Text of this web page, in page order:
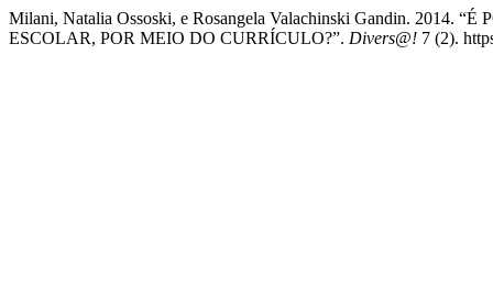
Milani, Natalia Ossoski, e Rosangela Valachinski Gandin. 2014.
ESCOLAR, POR MEIO DO CURRÍCULO?”. Divers@! 7 (2).